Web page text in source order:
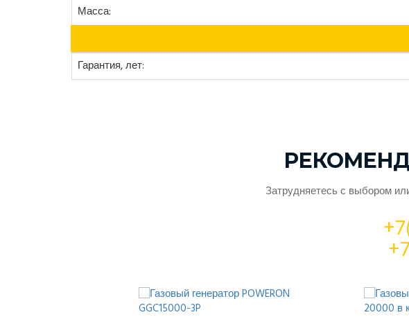
Масса:
Гарантия, лет:
Затрудняетесь с выбором